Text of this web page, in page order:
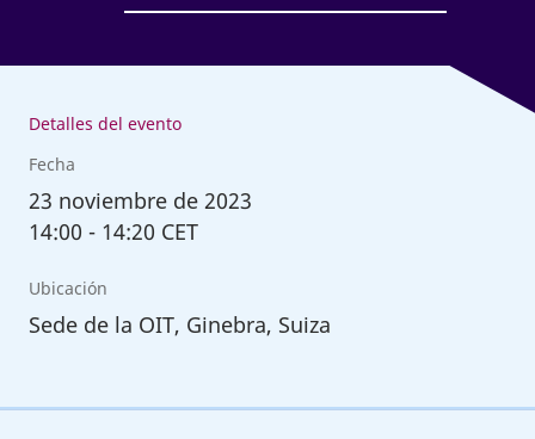
Detalles del evento
Fecha
23 noviembre de 2023
14:00 - 14:20 CET
Ubicación
Sede de la OIT, Ginebra, Suiza